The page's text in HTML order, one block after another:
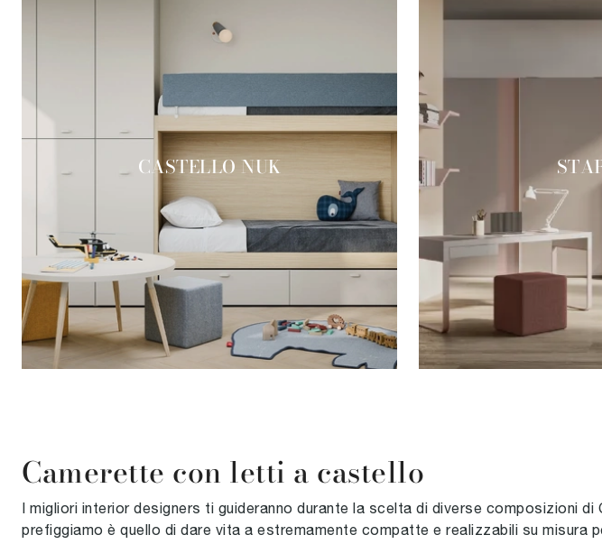
CASTELLO NUK
Camerette con letti a castello
I migliori interior designers ti guideranno durante la scelta di diverse composizioni
prefiggiamo è quello di dare vita a estremamente compatte e realizzabili su